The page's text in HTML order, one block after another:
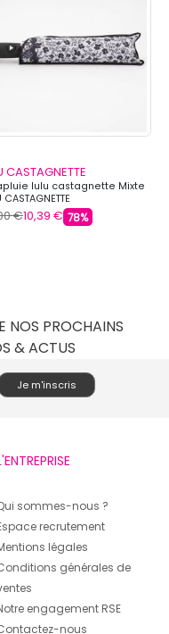
CASTAGNETTE
lulu castagnette Mixte
CASTAGNETTE
€10,39 € 78%
NOS PROCHAINS
& ACTUS
sommes-nous ?
recrutement
légales
générales de
engagement RSE
nous